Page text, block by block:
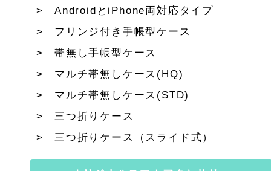
AndroidとiPhone両対応タイプ
フリンジ付き手帳型ケース
帯無し手帳型ケース
マルチ帯無しケース(HQ)
マルチ帯無しケース(STD)
三つ折りケース
三つ折りケース（スライド式）